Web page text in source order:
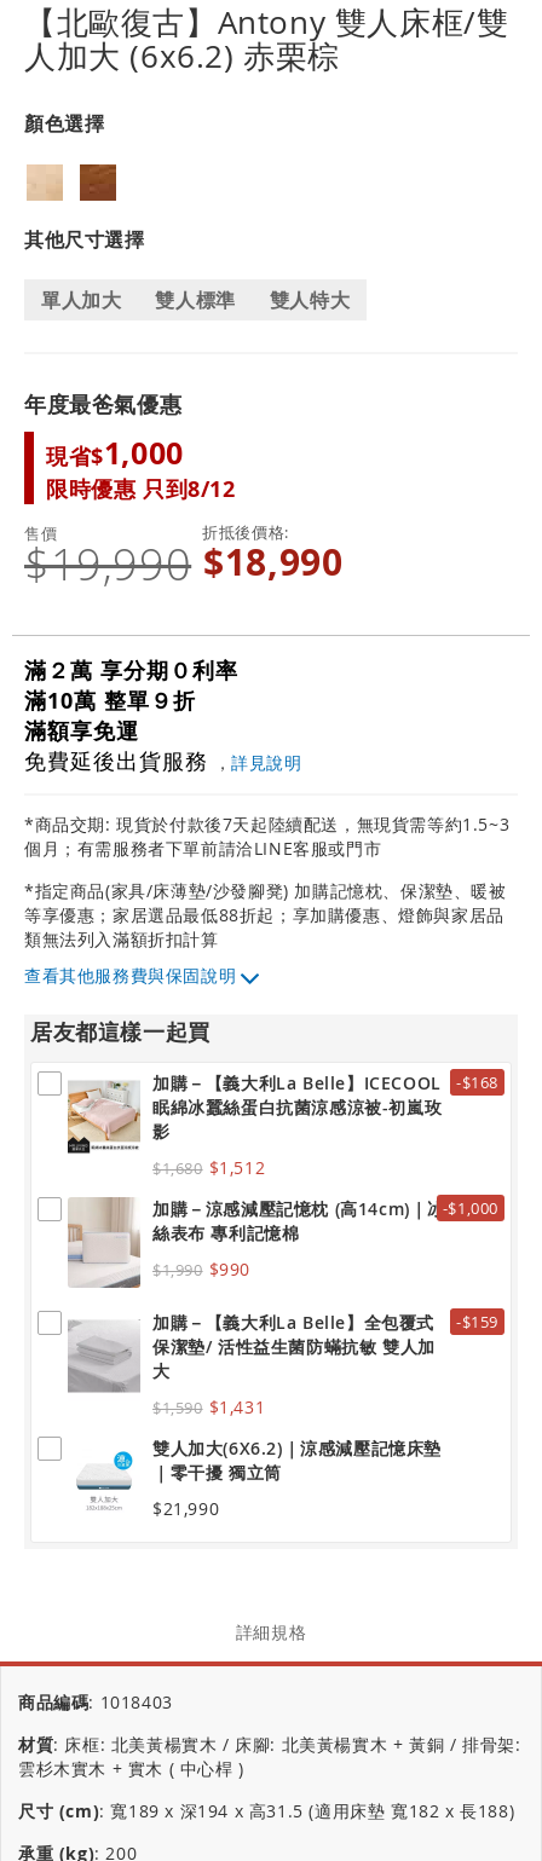
【北歐復古】Antony 雙人床框/雙
人加大 (6x6.2) 赤栗棕
顏色選擇
其他尺寸選擇
單人加大 雙人標準 雙人特大
年度最爸氣優惠
現省$1,000
限時優惠 只到8/12
折抵後價格
$18,990
售價
$19,990
滿２萬 享分期０利率
滿10萬 整單９折
滿額享免運
免費延後出貨服務 ，詳見說明
*商品交期: 現貨於付款後7天起陸續配送，無現貨需等約1.5~3
個月；有需服務者下單前請洽LINE客服或門市
*指定商品(家具/床薄墊/沙發腳凳) 加購記憶枕、保潔墊、暖被
等享優惠；家居選品最低88折起；享加購優惠、燈飾與家居品
類無法列入滿額折扣計算
其他服務費與保固說明
居友都這樣一起買
加購－【義大利La Belle】ICECOOL
眠綿冰蠶絲蛋白抗菌涼感涼被-初嵐玫
影
$1,680 $1,512
-$168
加購－涼感減壓記憶枕 (高14cm)｜冰
絲表布 專利記憶棉
$1,990 $990
-$1,000
加購－【義大利La Belle】全包覆式
保潔墊/ 活性益生菌防蟎抗敏 雙人加
大
$1,590 $1,431
-$159
雙人加大(6X6.2)｜涼感減壓記憶床墊
｜零干擾 獨立筒
$21,990
詳細規格
商品編碼: 1018403
材質: 床框: 北美黃楊實木 / 床腳: 北美黃楊實木 + 黃銅 / 排骨架:
雲杉木實木 + 實木 ( 中心桿 )
尺寸 (cm):寬189 x 深194 x 高31.5 (適用床墊 寬182 x 長188)
承重 (kg):200